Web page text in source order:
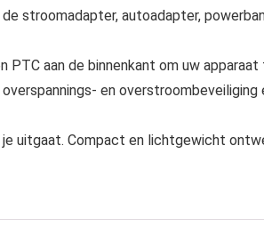
stroomadapter, autoadapter,
PTC aan de binnenkant om uw
en
uitgaat. Compact en lichtgewicht